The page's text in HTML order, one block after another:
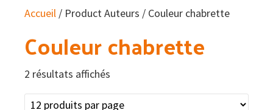
Accueil / Product Auteurs / Couleur chabrette
Couleur chabrette
2 résultats affichés